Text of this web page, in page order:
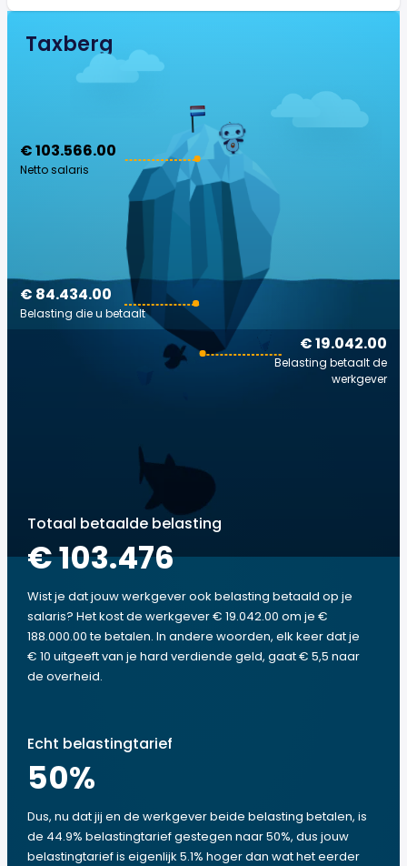
Taxberg
€ 103.566.00
Netto salaris
€ 19.042.00
Belasting betaalt de
werkgever
€ 84.434.00
Belasting die u betaalt
Totaal betaalde belasting
€ 103.476
Wist je dat jouw werkgever ook belasting betaald op je
salaris? Het kost de werkgever € 19.042.00 om je €
188.000.00 te betalen. In andere woorden, elk keer dat je
€ 10 uitgeeft van je hard verdiende geld, gaat € 5,5 naar
de overheid.
Echt belastingtarief
50%
Dus, nu dat jij en de werkgever beide belasting betalen, is
de 44.9% belastingtarief gestegen naar 50%, dus jouw
belastingtarief is eigenlijk 5.1% hoger dan wat het eerder